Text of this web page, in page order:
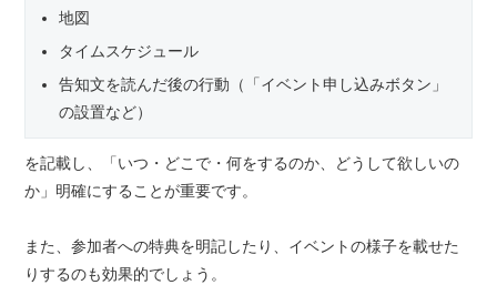
地図
タイムスケジュール
告知文を読んだ後の行動（「イベント申し込みボタン」
の設置など）
を記載し、「いつ・どこで・何をするのか、どうして欲しいの
か」明確にすることが重要です。
また、参加者への特典を明記したり、イベントの様子を載せた
りするのも効果的でしょう。